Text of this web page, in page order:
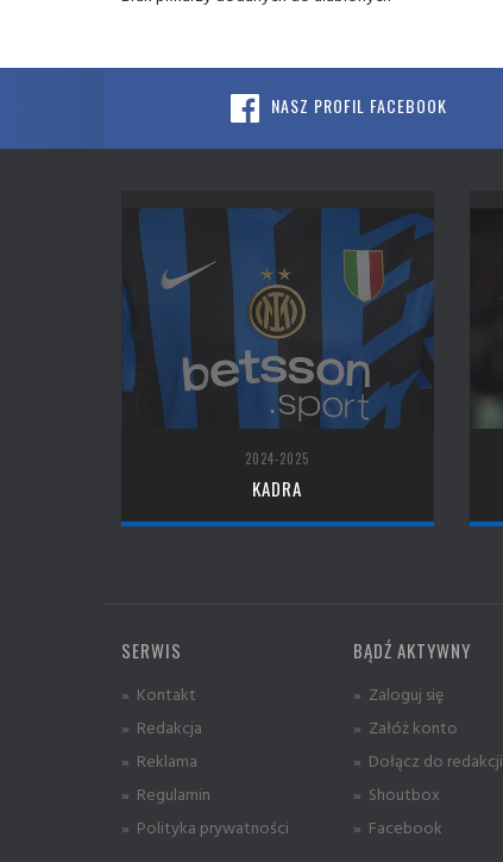
NASZ PROFIL FACEBOOK
2024-2025
KADRA
SERWIS
» Kontakt
» Redakcja
» Reklama
» Regulamin
» Polityka prywatności
BĄDŹ AKTYWNY
» Zaloguj się
» Załóż konto
» Dołącz do redakcji
» Shoutbox
» Facebook